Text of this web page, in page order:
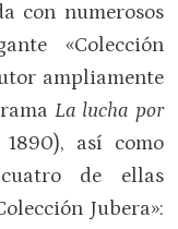
con numerosos
«Colección
ampliamente
La lucha por
1890), así como
de ellas
Jubera»: